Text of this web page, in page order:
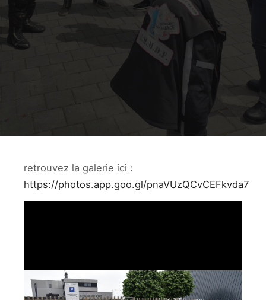
retrouvez la galerie ici :
https://photos.app.goo.gl/pnaVUzQCvCEFkvda7